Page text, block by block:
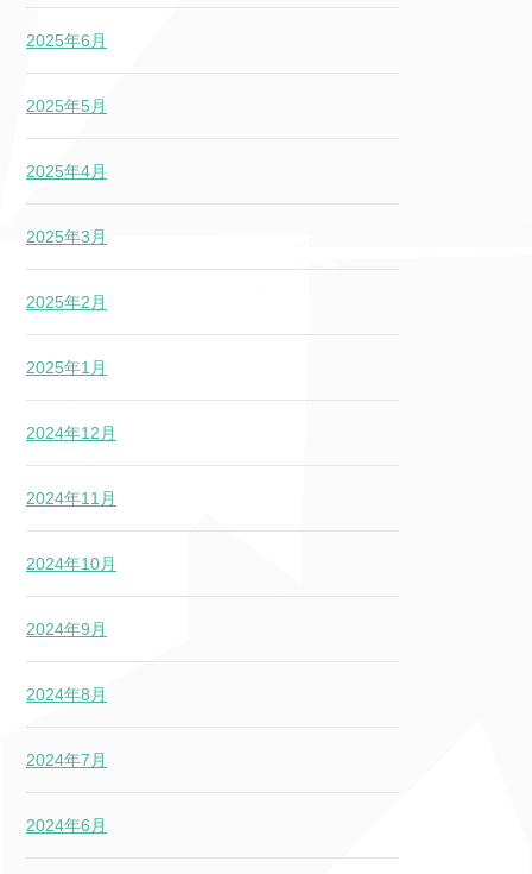
2025年6月
2025年5月
2025年4月
2025年3月
2025年2月
2025年1月
2024年12月
2024年11月
2024年10月
2024年9月
2024年8月
2024年7月
2024年6月